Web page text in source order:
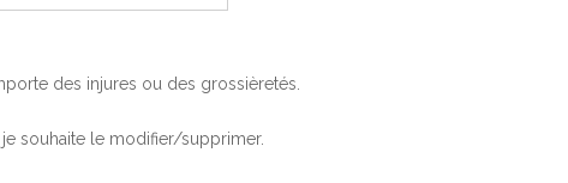
des injures ou des grossièretés.
souhaite le modifier/supprimer.